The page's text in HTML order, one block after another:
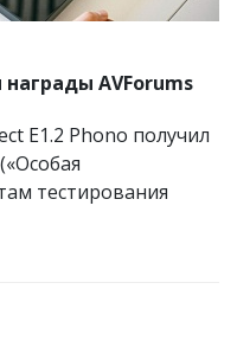
награды AVForums
E1.2 Phono получил
тестирования